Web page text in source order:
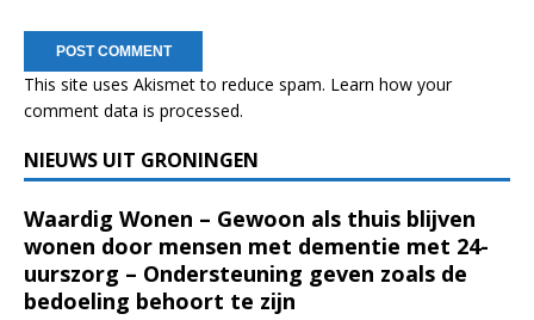
This site uses Akismet to reduce spam. Learn how your
comment data is processed.
NIEUWS UIT GRONINGEN
Waardig Wonen – Gewoon als thuis blijven
wonen door mensen met dementie met 24-
uurszorg – Ondersteuning geven zoals de
bedoeling behoort te zijn